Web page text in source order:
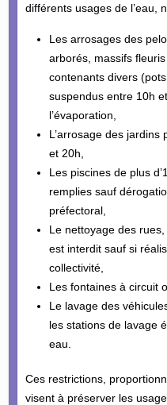
différents usages de l’eau,
Les arrosages des
arborés, massifs
contenants divers
suspendus entre 10h
l’évaporation,
L’arrosage des
et 20h,
Les piscines de plus
remplies sauf
préfectoral,
Le nettoyage des
est interdit sauf si
collectivité,
Les fontaines à circuit
Le lavage des
les stations de lavage
eau.
Ces restrictions,
visent à préserver les